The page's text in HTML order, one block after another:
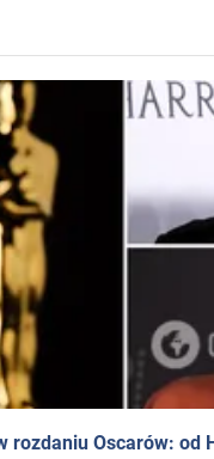
rozdaniu Oscarów: od